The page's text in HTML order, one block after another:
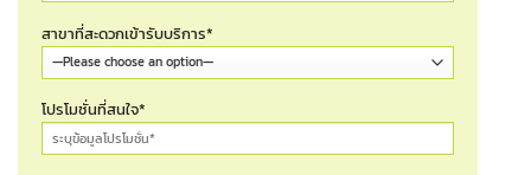
สาขาที่สะดวกเข้ารับบริการ*
โปรโมชั่นที่สนใจ*